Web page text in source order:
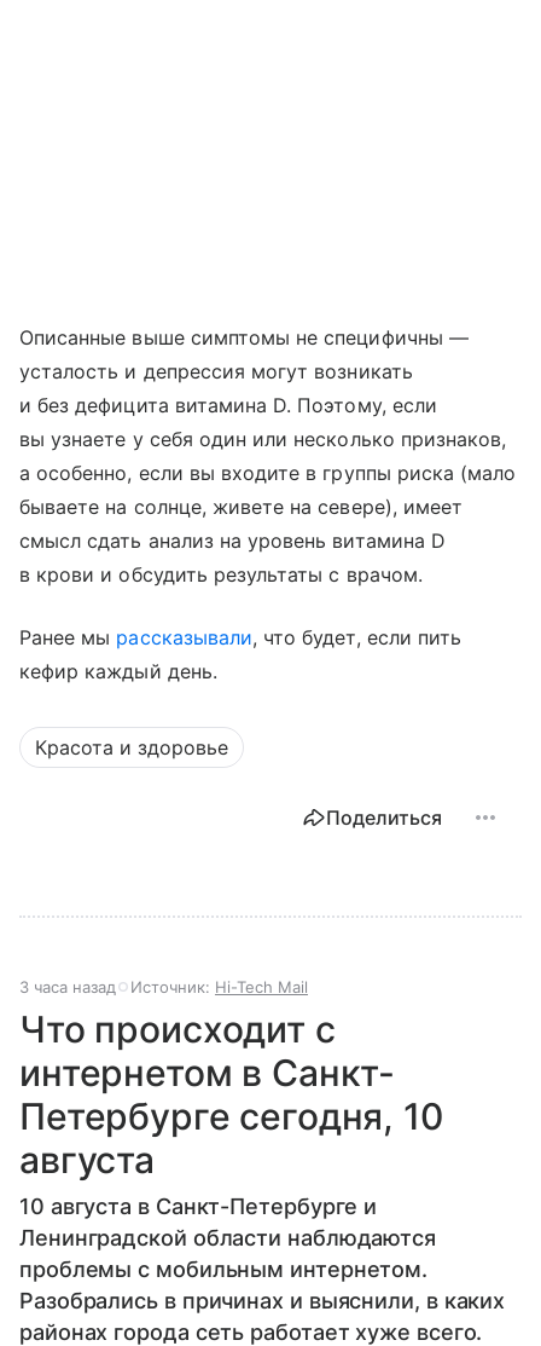
Описанные выше симптомы не специфичны —
усталость и депрессия могут возникать
и без дефицита витамина D. Поэтому, если
вы узнаете у себя один или несколько признаков,
а особенно, если вы входите в группы риска (мало
бываете на солнце, живете на севере), имеет
смысл сдать анализ на уровень витамина D
в крови и обсудить результаты с врачом.
Ранее мы рассказывали, что будет, если пить
кефир каждый день.
Красота и здоровье
Поделиться
3 часа назад Источник: Hi-Tech Mail
Что происходит с
интернетом в Санкт-
Петербурге сегодня, 10
августа
10 августа в Санкт-Петербурге и
Ленинградской области наблюдаются
проблемы с мобильным интернетом.
Разобрались в причинах и выяснили, в каких
районах города сеть работает хуже всего.